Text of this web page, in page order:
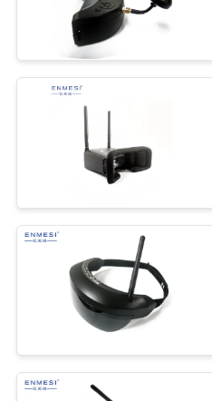
NIEUWS
GEVALLEN
VERZOEK
OM EEN
CITAAT
SHOPPING
ONLINE
SITEMAP